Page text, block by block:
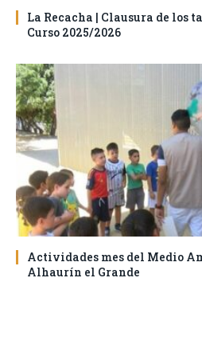
La Recacha | Clausura de los
Curso 2025/2026
Actividades mes del Medio
Alhaurín el Grande